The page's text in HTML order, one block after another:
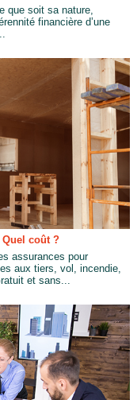
que soit sa nature,
financière d’une
coût ?
assurances pour
aux tiers, vol, incendie,
et sans...